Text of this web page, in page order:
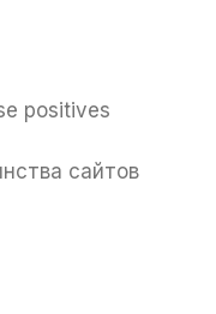
positives
сайтов